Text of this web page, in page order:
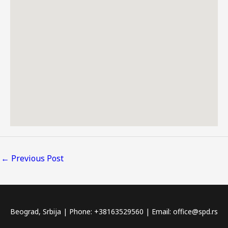
← Previous Post
Beograd, Srbija | Phone: +38163529560 | Email: office@spd.rs